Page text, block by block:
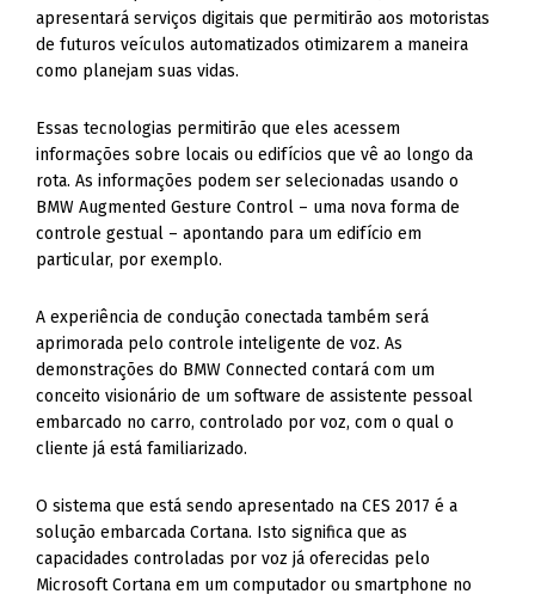
apresentará serviços digitais que permitirão aos motoristas
de futuros veículos automatizados otimizarem a maneira
como planejam suas vidas.
Essas tecnologias permitirão que eles acessem
informações sobre locais ou edifícios que vê ao longo da
rota. As informações podem ser selecionadas usando o
BMW Augmented Gesture Control – uma nova forma de
controle gestual – apontando para um edifício em
particular, por exemplo.
A experiência de condução conectada também será
aprimorada pelo controle inteligente de voz. As
demonstrações do BMW Connected contará com um
conceito visionário de um software de assistente pessoal
embarcado no carro, controlado por voz, com o qual o
cliente já está familiarizado.
O sistema que está sendo apresentado na CES 2017 é a
solução embarcada Cortana. Isto significa que as
capacidades controladas por voz já oferecidas pelo
Microsoft Cortana em um computador ou smartphone no